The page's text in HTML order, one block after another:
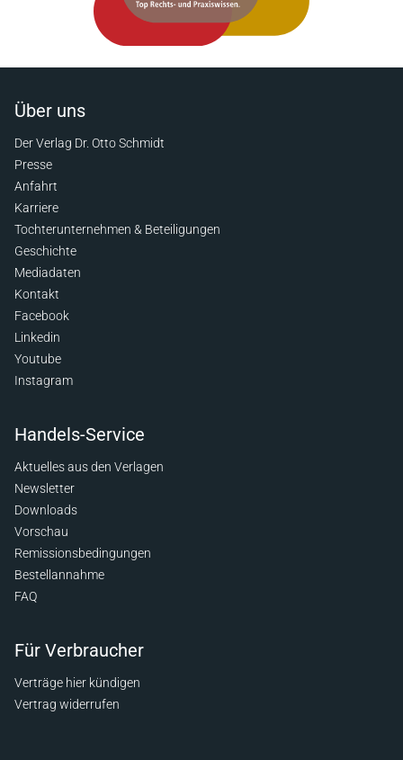
Über uns
Der Verlag Dr. Otto Schmidt
Presse
Anfahrt
Karriere
Tochterunternehmen & Beteiligungen
Geschichte
Mediadaten
Kontakt
Facebook
Linkedin
Youtube
Instagram
Handels-Service
Aktuelles aus den Verlagen
Newsletter
Downloads
Vorschau
Remissionsbedingungen
Bestellannahme
FAQ
Für Verbraucher
Verträge hier kündigen
Vertrag widerrufen